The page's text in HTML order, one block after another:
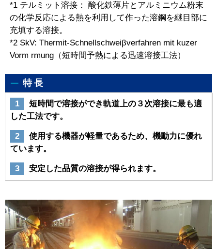
*1 テルミット溶接： 酸化鉄薄片とアルミニウム粉末
の化学反応による熱を利用して作った溶鋼を継目部に
充填する溶接。
*2 SkV: Thermit-Schnellschweiβverfahren mit kuzer
Vorm rmung（短時間予熱による迅速溶接工法）
特長
1
短時間で溶接ができ軌道上の３次溶接に最も適
した工法です。
2
使用する機器が軽量であるため、機動力に優れ
ています。
3 安定した品質の溶接が得られます。